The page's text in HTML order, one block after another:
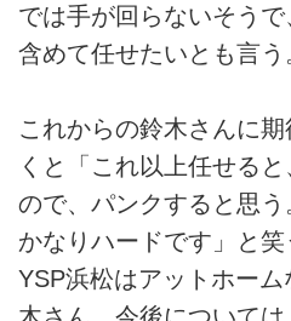
では手が回らないそう
含めて任せたいとも言う
これからの鈴木さんに
くと「これ以上任せる
ので、パンクすると思
かなりハードです」と笑
YSP浜松はアットホー